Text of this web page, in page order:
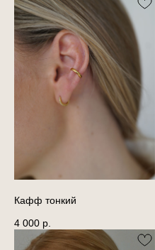
Кафф тонкий
4 000 р.